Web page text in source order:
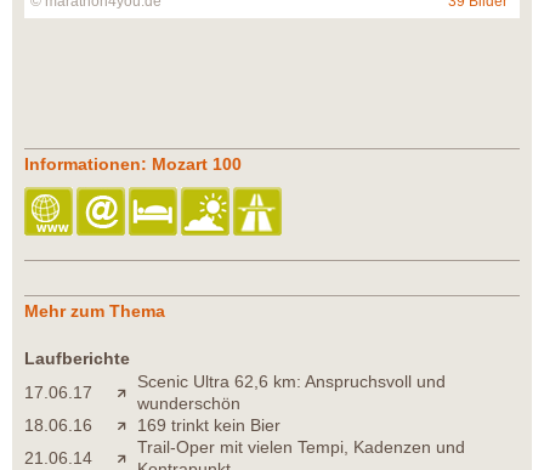
Informationen: Mozart 100
Mehr zum Thema
Laufberichte
17.06.17
Scenic Ultra 62,6 km: Anspruchsvoll und
wunderschön
18.06.16
169 trinkt kein Bier
21.06.14
Trail-Oper mit vielen Tempi, Kadenzen und